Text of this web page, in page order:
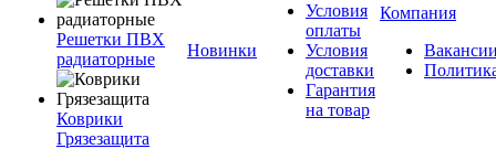
Решетки ПВХ
радиаторные
Коврики
Грязезащита
Новинки
Условия
оплаты
Условия
доставки
Гарантия
на товар
Компания